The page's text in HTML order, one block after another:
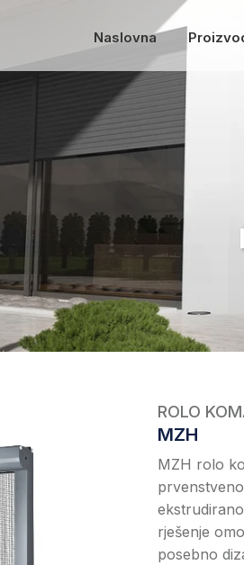
Naslovna
ROLO
MZH
MZH rolo
rješenje
posebno